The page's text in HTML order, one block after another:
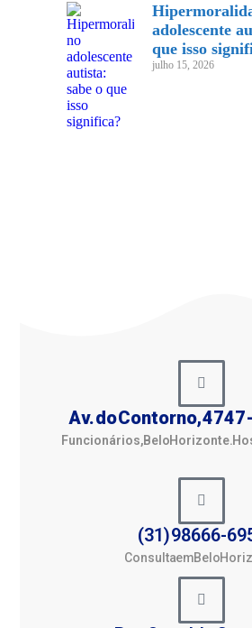
adolescente
que isso
julho 15, 2026
Av. do Contorno, 4747
Funcionários, Belo Horizonte.
(31) 98666-
Consulta em Belo